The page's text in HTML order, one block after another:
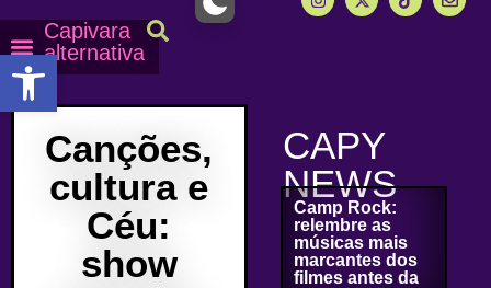
Capivara
alternativa
Canções,
cultura e
Céu:
show
CAPY
NEWS
Camp Rock:
relembre as
músicas mais
marcantes dos
filmes antes da
Abrir a barra de ferramentas